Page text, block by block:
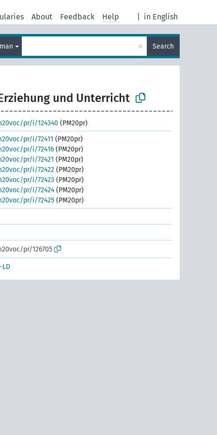
in English
About Feedback Help
× Search
und Unterricht
pr/i/124340 (PM20pr)
pr/i/72411 (PM20pr)
pr/i/72416 (PM20pr)
pr/i/72421 (PM20pr)
pr/i/72422 (PM20pr)
pr/i/72423 (PM20pr)
pr/i/72424 (PM20pr)
pr/i/72425 (PM20pr)
pr/126705
LD